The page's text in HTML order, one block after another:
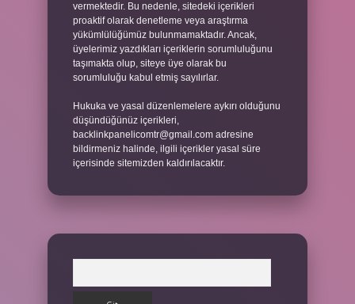
vermektedir. Bu nedenle, sitedeki içerikleri
proaktif olarak denetleme veya araştırma
yükümlülüğümüz bulunmamaktadır. Ancak,
üyelerimiz yazdıkları içeriklerin sorumluluğunu
taşımakta olup, siteye üye olarak bu
sorumluluğu kabul etmiş sayılırlar.
Hukuka ve yasal düzenlemelere aykırı olduğunu
düşündüğünüz içerikleri,
backlinkpanelicomtr@gmail.com adresine
bildirmeniz halinde, ilgili içerikler yasal süre
içerisinde sitemizden kaldırılacaktır.